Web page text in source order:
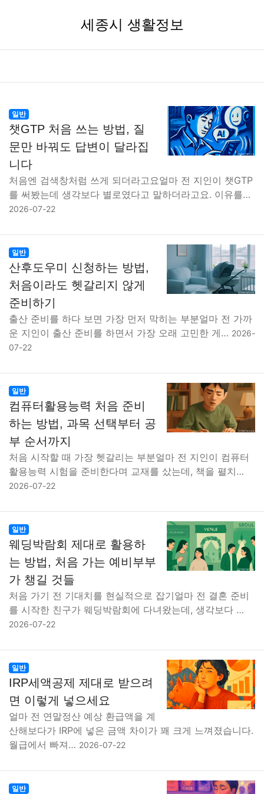
세종시 생활정보
일반
챗GTP 처음 쓰는 방법, 질
문만 바꿔도 답변이 달라집
니다
처음엔 검색창처럼 쓰게 되더라고요얼마 전 지인이 챗GTP
를 써봤는데 생각보다 별로였다고 말하더라고요. 이유를…
2026-07-22
일반
산후도우미 신청하는 방법,
처음이라도 헷갈리지 않게
준비하기
출산 준비를 하다 보면 가장 먼저 막히는 부분얼마 전 가까
운 지인이 출산 준비를 하면서 가장 오래 고민한 게… 2026-
07-22
일반
컴퓨터활용능력 처음 준비
하는 방법, 과목 선택부터 공
부 순서까지
처음 시작할 때 가장 헷갈리는 부분얼마 전 지인이 컴퓨터
활용능력 시험을 준비한다며 교재를 샀는데, 책을 펼치…
2026-07-22
일반
웨딩박람회 제대로 활용하
는 방법, 처음 가는 예비부부
가 챙길 것들
처음 가기 전 기대치를 현실적으로 잡기얼마 전 결혼 준비
를 시작한 친구가 웨딩박람회에 다녀왔는데, 생각보다 …
2026-07-22
일반
IRP세액공제 제대로 받으려
면 이렇게 넣으세요
얼마 전 연말정산 예상 환급액을 계
산해보다가 IRP에 넣은 금액 차이가 꽤 크게 느껴졌습니다.
월급에서 빠져… 2026-07-22
일반